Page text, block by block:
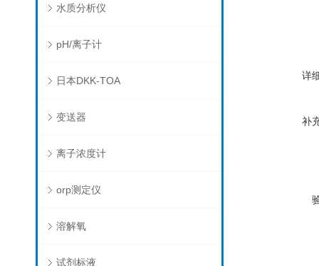
水质分析仪
pH/离子计
日本DKK-TOA
变送器
离子浓度计
orp测定仪
溶解氧
试剂标液
详
补